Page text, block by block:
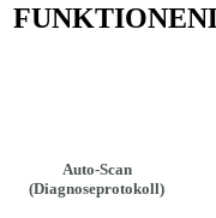
FUNKTIONEN
Auto-Scan
(Diagnoseprotokoll)